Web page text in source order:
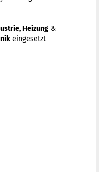
Heizung &
eingesetzt